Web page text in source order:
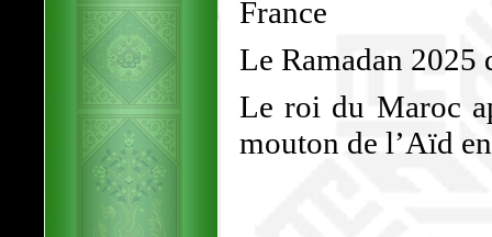
France
Le Ramadan 2025
Le roi du Maroc
mouton de l’Aïd